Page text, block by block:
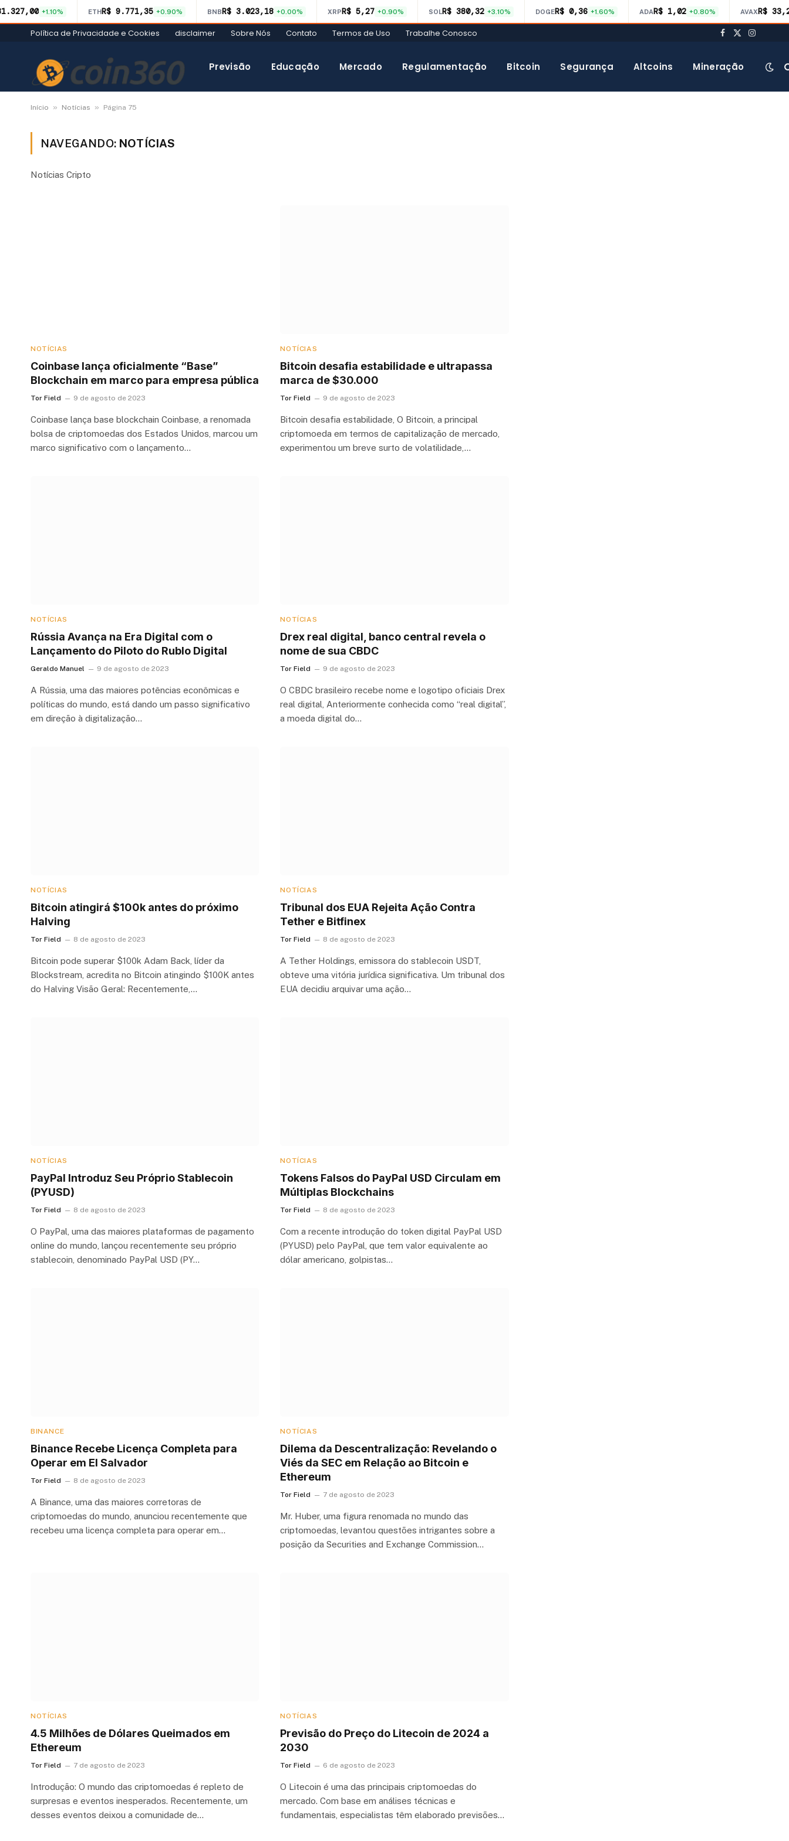
+1.10% ETHR$ 9.771,35 +0.90% BNBR$ 3.023,18 +0.00% XRPR$ 5,27 +0.90% SOLR$ 380,32 +3.10% DOGER$ 0,36 +1.60% ADAR$ 1,02 +0.80% AVAXR$
Política de Privacidade e Cookies disclaimer Sobre Nós Contato Termos de Uso Trabalhe Conosco Facebook
X
Previsão Educação Mercado Regulamentação Bitcoin Segurança Altcoins Mineração
Início » Notícias » Página 75
NAVEGANDO: NOTÍCIAS
Notícias Cripto
NOTÍCIAS
Coinbase lança oficialmente “Base”
Blockchain em marco para empresa pública
Tor Field 9 de agosto de 2023
Coinbase lança base blockchain Coinbase, a renomada
bolsa de criptomoedas dos Estados Unidos, marcou um
marco significativo com o lançamento…
NOTÍCIAS
Bitcoin desafia estabilidade e ultrapassa
marca de $30.000
Tor Field 9 de agosto de 2023
Bitcoin desafia estabilidade, O Bitcoin, a principal
criptomoeda em termos de capitalização de mercado,
experimentou um breve surto de volatilidade,…
NOTÍCIAS
Rússia Avança na Era Digital com o
Lançamento do Piloto do Rublo Digital
Geraldo Manuel 9 de agosto de 2023
A Rússia, uma das maiores potências econômicas e
políticas do mundo, está dando um passo significativo
em direção à digitalização…
NOTÍCIAS
Drex real digital, banco central revela o
nome de sua CBDC
Tor Field 9 de agosto de 2023
O CBDC brasileiro recebe nome e logotipo oficiais Drex
real digital, Anteriormente conhecida como “real digital”,
a moeda digital do…
NOTÍCIAS
Bitcoin atingirá $100k antes do próximo
Halving
Tor Field 8 de agosto de 2023
Bitcoin pode superar $100k Adam Back, líder da
Blockstream, acredita no Bitcoin atingindo $100K antes
do Halving Visão Geral: Recentemente,…
NOTÍCIAS
Tribunal dos EUA Rejeita Ação Contra
Tether e Bitfinex
Tor Field 8 de agosto de 2023
A Tether Holdings, emissora do stablecoin USDT,
obteve uma vitória jurídica significativa. Um tribunal dos
EUA decidiu arquivar uma ação…
NOTÍCIAS
PayPal Introduz Seu Próprio Stablecoin
(PYUSD)
Tor Field 8 de agosto de 2023
O PayPal, uma das maiores plataformas de pagamento
online do mundo, lançou recentemente seu próprio
stablecoin, denominado PayPal USD (PY…
NOTÍCIAS
Tokens Falsos do PayPal USD Circulam em
Múltiplas Blockchains
Tor Field 8 de agosto de 2023
Com a recente introdução do token digital PayPal USD
(PYUSD) pelo PayPal, que tem valor equivalente ao
dólar americano, golpistas…
BINANCE
Binance Recebe Licença Completa para
Operar em El Salvador
Tor Field 8 de agosto de 2023
A Binance, uma das maiores corretoras de
criptomoedas do mundo, anunciou recentemente que
recebeu uma licença completa para operar em…
NOTÍCIAS
Dilema da Descentralização: Revelando o
Viés da SEC em Relação ao Bitcoin e
Ethereum
Tor Field 7 de agosto de 2023
Mr. Huber, uma figura renomada no mundo das
criptomoedas, levantou questões intrigantes sobre a
posição da Securities and Exchange Commission…
NOTÍCIAS
4.5 Milhões de Dólares Queimados em
Ethereum
Tor Field 7 de agosto de 2023
Introdução: O mundo das criptomoedas é repleto de
surpresas e eventos inesperados. Recentemente, um
desses eventos deixou a comunidade de…
NOTÍCIAS
Previsão do Preço do Litecoin de 2024 a
2030
Tor Field 6 de agosto de 2023
O Litecoin é uma das principais criptomoedas do
mercado. Com base em análises técnicas e
fundamentais, especialistas têm elaborado previsões…